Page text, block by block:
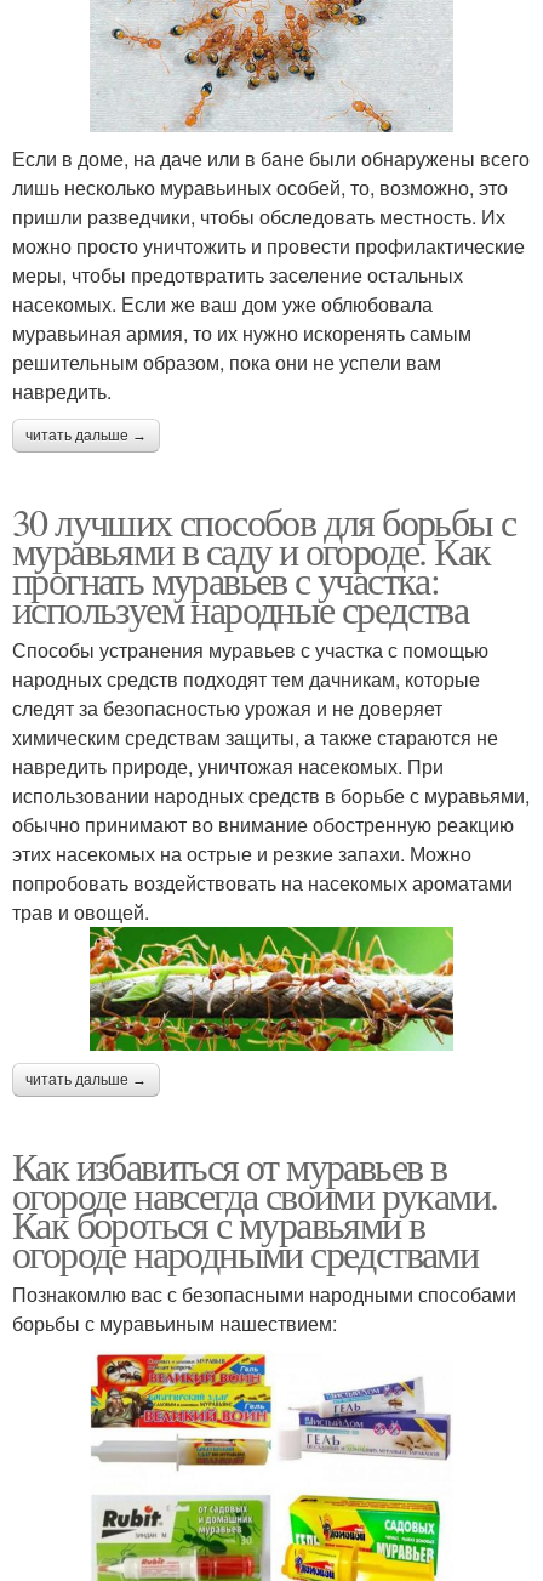
Если в доме, на даче или в бане были обнаружены всего
лишь несколько муравьиных особей, то, возможно, это
пришли разведчики, чтобы обследовать местность. Их
можно просто уничтожить и провести профилактические
меры, чтобы предотвратить заселение остальных
насекомых. Если же ваш дом уже облюбовала
муравьиная армия, то их нужно искоренять самым
решительным образом, пока они не успели вам
навредить.
читать дальше →
30 лучших способов для борьбы с
муравьями в саду и огороде. Как
прогнать муравьев с участка:
используем народные средства
Способы устранения муравьев с участка с помощью
народных средств подходят тем дачникам, которые
следят за безопасностью урожая и не доверяет
химическим средствам защиты, а также стараются не
навредить природе, уничтожая насекомых. При
использовании народных средств в борьбе с муравьями,
обычно принимают во внимание обостренную реакцию
этих насекомых на острые и резкие запахи. Можно
попробовать воздействовать на насекомых ароматами
трав и овощей.
читать дальше →
Как избавиться от муравьев в
огороде навсегда своими руками.
Как бороться с муравьями в
огороде народными средствами
Познакомлю вас с безопасными народными способами
борьбы с муравьиным нашествием: